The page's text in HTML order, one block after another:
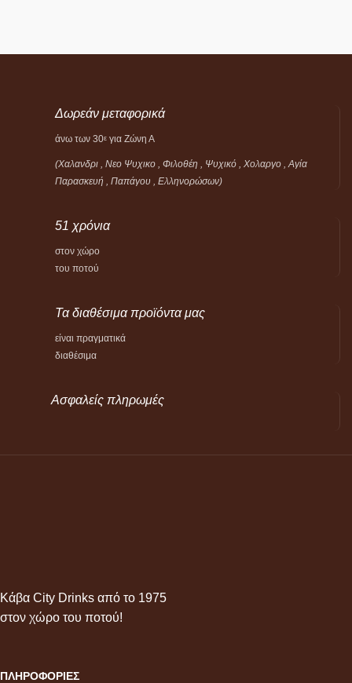
Δωρεάν μεταφορικά
άνω των 30ε για Ζώνη Α
(Χαλανδρι , Νεο Ψυχικο , Φιλοθέη , Ψυχικό , Χολαργο , Αγία
Παρασκευή , Παπάγου , Ελληνορώσων)
51 χρόνια
στον χώρο
του ποτού
Τα διαθέσιμα προϊόντα μας
είναι πραγματικά
διαθέσιμα
Ασφαλείς πληρωμές
Κάβα City Drinks από το 1975
στον χώρο του ποτού!
ΠΛΗΡΟΦΟΡΙΕΣ